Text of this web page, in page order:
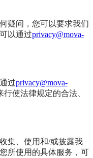
疑问，您可以要求我们
以通过privacy@mova-
过privacy@mova-
使法律规定的合法、
集、使用和/或披露我
所使用的具体服务，可